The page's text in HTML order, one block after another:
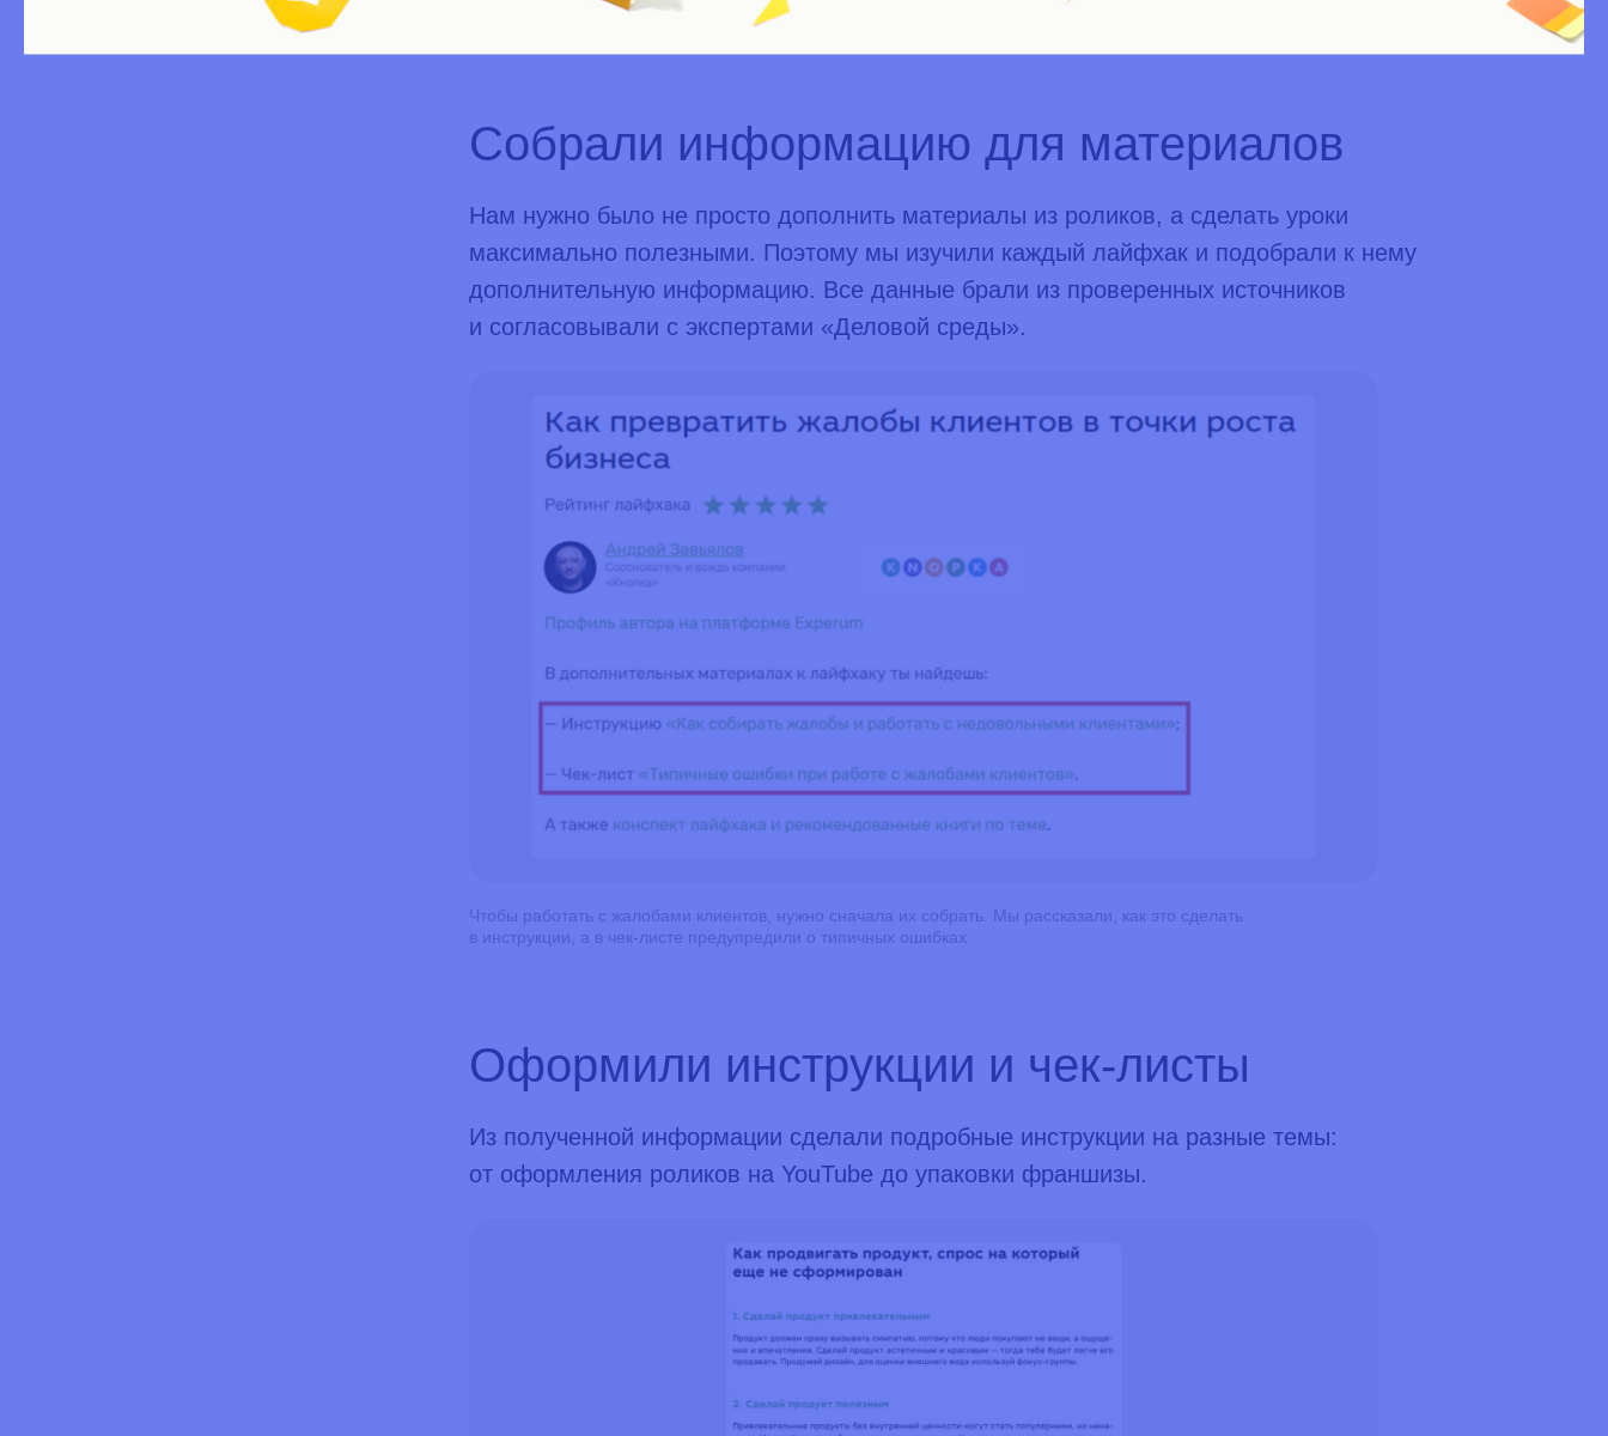
Расшифровка ролика до обработки — текст не оформлен и его тяжело читать
Собрали информацию для материалов
Нам нужно было не просто дополнить материалы из роликов, а сделать уроки
максимально полезными. Поэтому мы изучили каждый лайфхак и подобрали к нему
дополнительную информацию. Все данные брали из проверенных источников
и согласовывали с экспертами «Деловой среды».
Чтобы работать с жалобами клиентов, нужно сначала их собрать. Мы рассказали, как это сделать
в инструкции, а в чек-листе предупредили о типичных ошибках
Оформили инструкции и чек-листы
Из полученной информации сделали подробные инструкции на разные темы:
от оформления роликов на YouTube до упаковки франшизы.